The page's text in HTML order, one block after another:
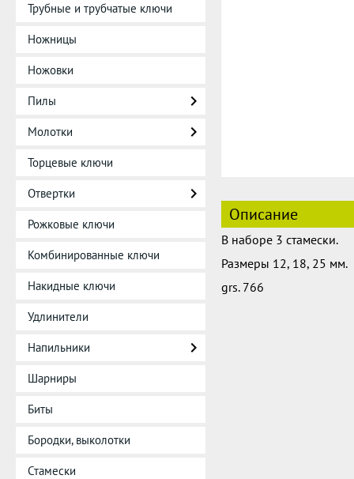
Трубные и трубчатые ключи
Ножницы
Ножовки
Пилы
Молотки
Торцевые ключи
Отвертки
Рожковые ключи
Комбинированные ключи
Накидные ключи
Удлинители
Напильники
Шарниры
Биты
Бородки, выколотки
Стамески
Описание
В наборе 3 стамески.
Размеры 12, 18, 25 мм.
grs. 766